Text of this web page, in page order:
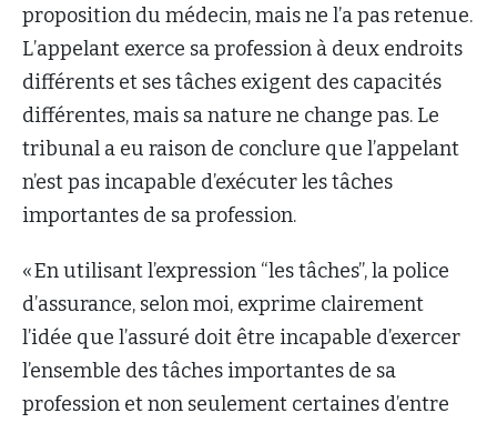
proposition du médecin, mais ne l’a pas retenue.
L’appelant exerce sa profession à deux endroits
différents et ses tâches exigent des capacités
différentes, mais sa nature ne change pas. Le
tribunal a eu raison de conclure que l’appelant
n’est pas incapable d’exécuter les tâches
importantes de sa profession.
« En utilisant l’expression “les tâches”, la police
d’assurance, selon moi, exprime clairement
l’idée que l’assuré doit être incapable d’exercer
l’ensemble des tâches importantes de sa
profession et non seulement certaines d’entre